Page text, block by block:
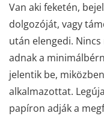
Van aki feketén,
dolgozóját, vagy
után elengedi.
adnak a
jelentik be,
alkalmazottat.
papíron adják a